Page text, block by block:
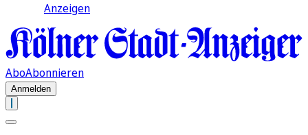
Anzeigen
AboAbonnieren
Anmelden